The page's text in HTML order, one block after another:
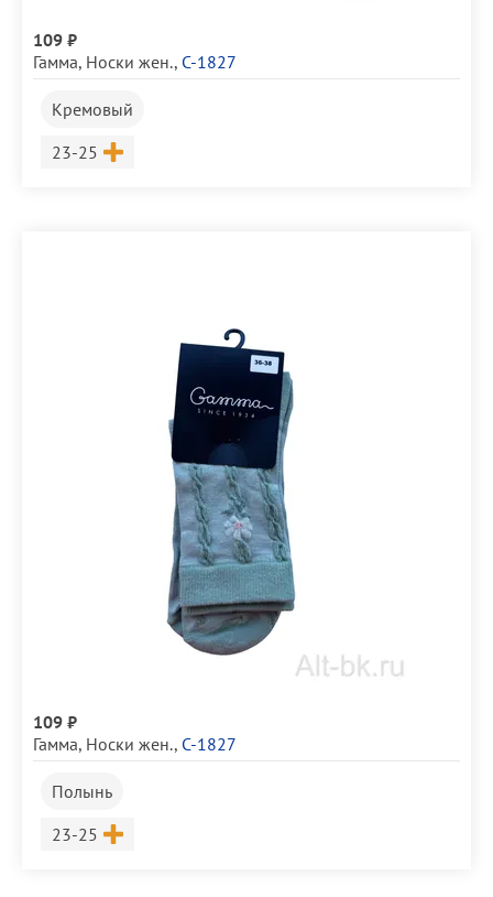
109 ₽
Гамма, Носки жен., С-1827
Кремовый
Размер
23-25
109 ₽
Гамма, Носки жен., С-1827
Полынь
Размер
23-25